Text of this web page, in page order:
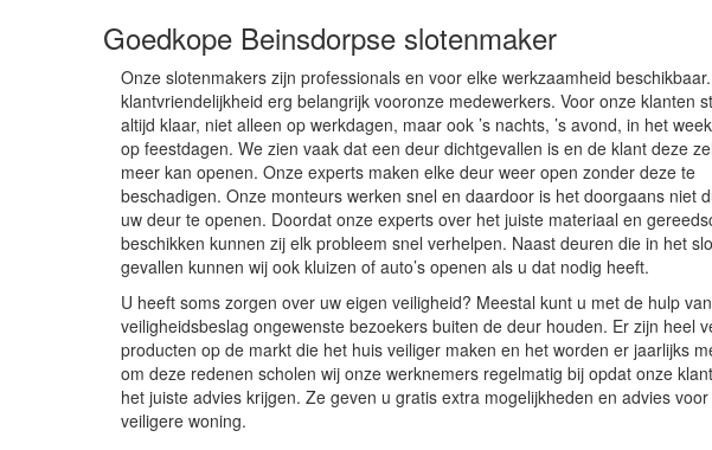
Goedkope Beinsdorpse slotenmaker
Onze slotenmakers zijn professionals en voor elke werkzaamheid
klantvriendelijkheid erg belangrijk vooronze medewerkers. Voor onze klanten
altijd klaar, niet alleen op werkdagen, maar ook ’s nachts, ’s avond, in het
op feestdagen. We zien vaak dat een deur dichtgevallen is en de klant deze
meer kan openen. Onze experts maken elke deur weer open zonder deze te
beschadigen. Onze monteurs werken snel en daardoor is het doorgaans niet
uw deur te openen. Doordat onze experts over het juiste materiaal en
beschikken kunnen zij elk probleem snel verhelpen. Naast deuren die in het
gevallen kunnen wij ook kluizen of auto’s openen als u dat nodig heeft.
U heeft soms zorgen over uw eigen veiligheid? Meestal kunt u met de hulp van
veiligheidsbeslag ongewenste bezoekers buiten de deur houden. Er zijn heel
producten op de markt die het huis veiliger maken en het worden er jaarlijks
om deze redenen scholen wij onze werknemers regelmatig bij opdat onze
het juiste advies krijgen. Ze geven u gratis extra mogelijkheden en advies voor
veiligere woning.